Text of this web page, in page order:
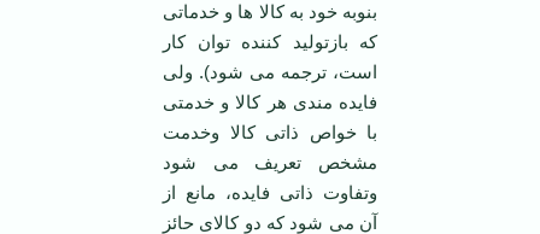
بنوبه خود به کالا ها و خدماتی
که بازتولید کننده توان کار
است، ترجمه می شود). ولی
فایده مندی هر کالا و خدمتی
با خواص ذاتی کالا وخدمت
مشخص تعریف می شود
وتفاوت ذاتی فایده، مانع از
آن می شود که دو کالای حائز